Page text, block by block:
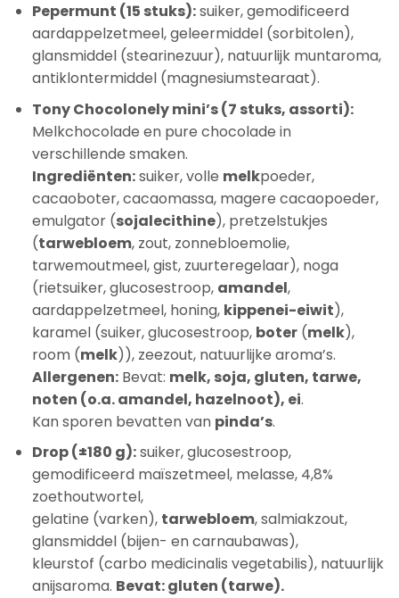
Pepermunt (15 stuks):suiker, gemodificeerd
aardappelzetmeel, geleermiddel (sorbitolen),
glansmiddel (stearinezuur), natuurlijk muntaroma,
antiklontermiddel (magnesiumstearaat).
Tony Chocolonely mini’s (7 stuks, assorti):
Melkchocolade en pure chocolade in
verschillende smaken.
Ingrediënten:suiker, volle melkpoeder,
cacaoboter, cacaomassa, magere cacaopoeder,
emulgator (sojalecithine), pretzelstukjes
(tarwebloem, zout, zonnebloemolie,
tarwemoutmeel, gist, zuurteregelaar), noga
(rietsuiker, glucosestroop, amandel,
aardappelzetmeel, honing, kippenei-eiwit),
karamel (suiker, glucosestroop, boter(melk),
room (melk)), zeezout, natuurlijke aroma’s.
Allergenen:Bevat: melk, soja, gluten, tarwe,
noten (o.a. amandel, hazelnoot), ei.
Kan sporen bevatten van pinda’s.
Drop (±180 g):suiker, glucosestroop,
gemodificeerd maïszetmeel, melasse, 4,8%
zoethoutwortel,
gelatine (varken), tarwebloem, salmiakzout,
glansmiddel (bijen- en carnaubawas),
kleurstof (carbo medicinalis vegetabilis), natuurlijk
anijsaroma. Bevat: gluten (tarwe).